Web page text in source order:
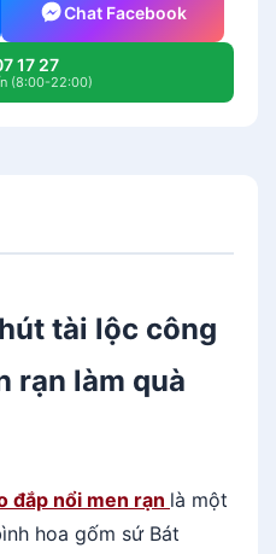
Chat Facebook
17 27
(8:00-22:00)
tài lộc công
rạn làm quà
đắp nổi men rạn là một
hoa gốm sứ Bát